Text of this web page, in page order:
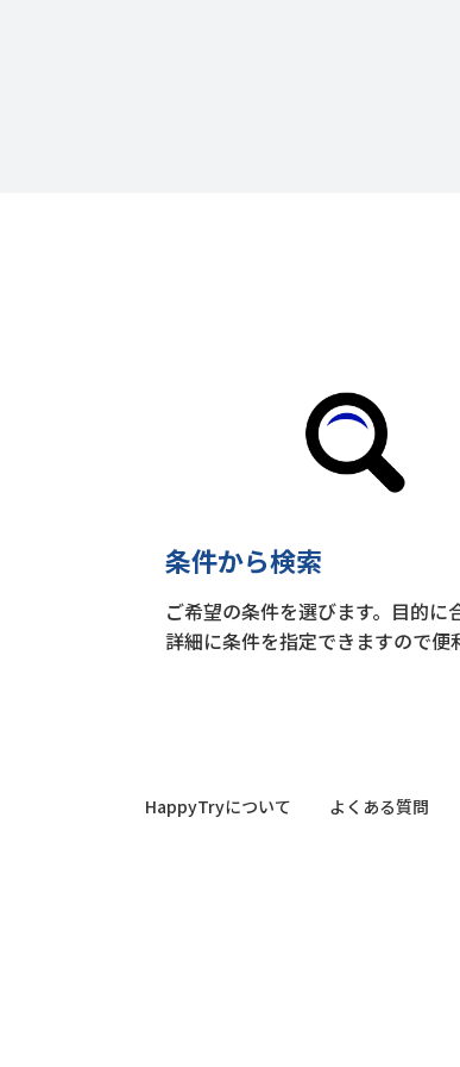
条件から検索
ご希望の条件を選びます。目的に
詳細に条件を指定できますので便
HappyTryについて よくある質問